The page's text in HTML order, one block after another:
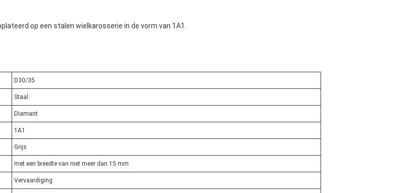
op een stalen wielkarosserie in de vorm van 1A1.
D30/35
Staal
Diamant
1A1
Grijs
met een breedte van niet meer dan 15 mm
Vervaardiging